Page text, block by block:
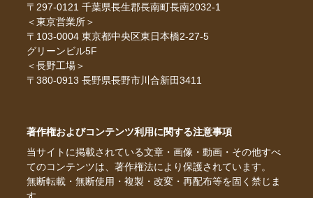
〒297-0121 千葉県長生郡長南町長南2032-1
＜東京営業所＞
〒103-0004 東京都中央区東日本橋2-27-5
グリーンビル5F
＜長野工場＞
〒380-0913 長野県長野市川合新田3411
著作権およびコンテンツ利用に関する注意事項
当サイトに掲載されている文章・画像・動画・その他すべ
てのコンテンツは、著作権法により保護されています。
無断転載・無断使用・複製・改変・再配布等を固く禁じま
す。